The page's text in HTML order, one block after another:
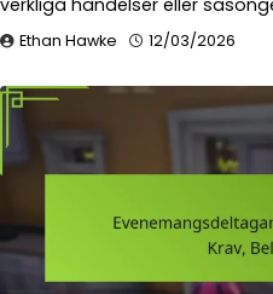
Ethan Hawke 12/03/2026